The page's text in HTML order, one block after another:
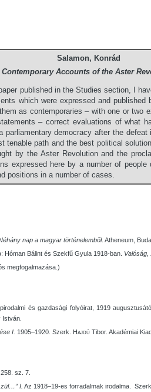
Salamon, Konrád
Contemporary Accounts of the Aster
published in the Studies section, I
which were expressed and published
as contemporaries – with one or two
– correct evaluations of what
parliamentary democracy after the defeat
tenable path and the best political
by the Aster Revolution and the
expressed here by a number of
positions in a number of cases.
nap a magyar történelemből. Atheneum,
Hóman Bálint és Szekfű Gyula 1918-ban. Valóság,
megfogalmazása.)
és gazdasági folyóirat, 1919
István.
I. 1905–1920. Szerk. Hajdú Tibor. Akadémiai
sz. 7.
I. Az 1918–19-es forradalmak irodalma.